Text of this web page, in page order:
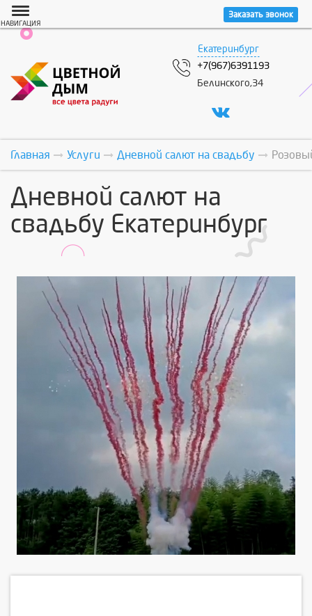
Заказать звонок
НАВИГАЦИЯ
Екатеринбург
+7(967)6391193
Белинского,34
Главная Услуги Дневной салют на свадьбу
Дневной салют на
свадьбу Екатеринбург